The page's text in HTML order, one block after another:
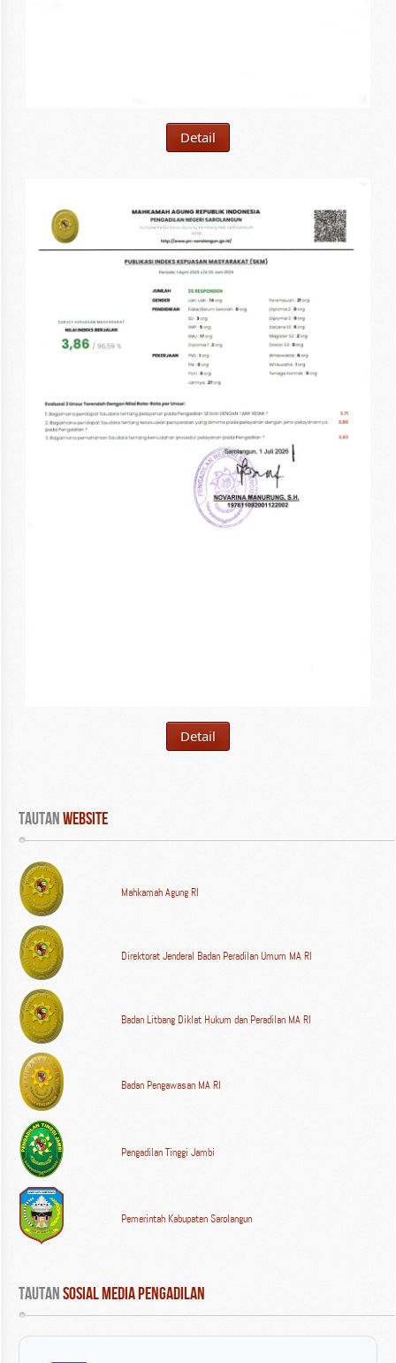
Detail
Detail
Tautan WEBSITE
Mahkamah Agung RI
Direktorat Jenderal Badan Peradilan Umum MA RI
Badan Litbang Diklat Hukum dan Peradilan MA RI
Badan Pengawasan MA RI
Pengadilan Tinggi Jambi
Pemerintah Kabupaten Sarolangun
Tautan Sosial Media Pengadilan